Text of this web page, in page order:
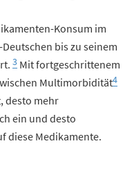
Konsum im
bis zu seinem
3 Mit fortgeschrittenem
Multimorbidität4
desto mehr
ein und desto
diese Medikamente.